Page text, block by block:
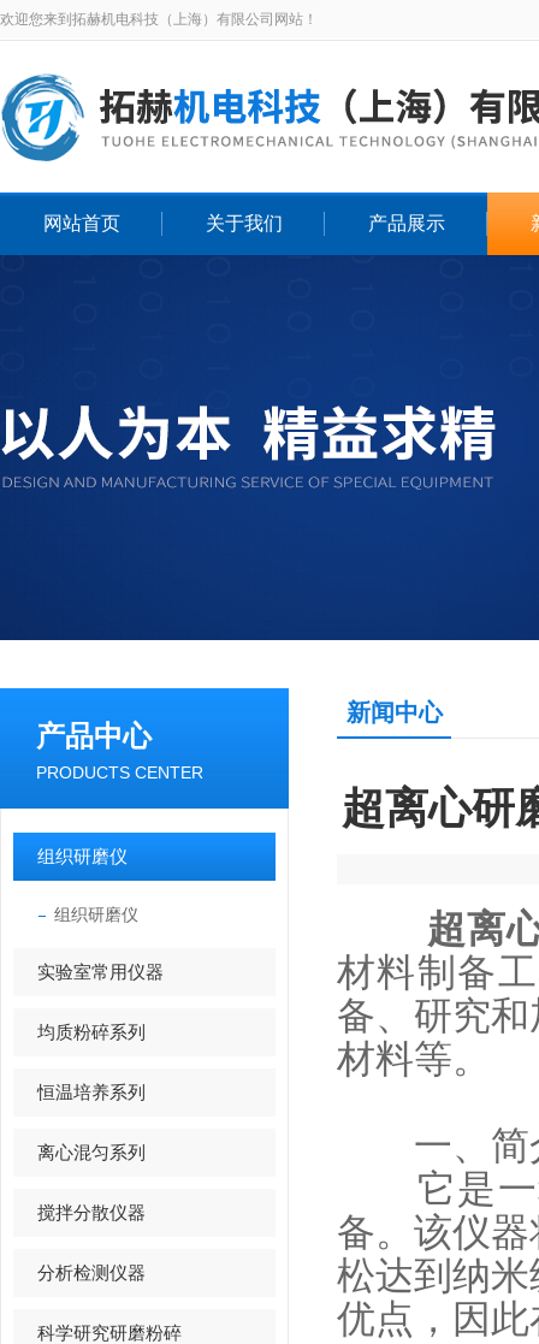
欢迎您来到拓赫机电科技（上海）有限公司网站！
网站首页 关于我们 产品展示
产品中心
PRODUCTS CENTER
组织研磨仪
组织研磨仪
实验室常用仪器
均质粉碎系列
恒温培养系列
离心混匀系列
搅拌分散仪器
分析检测仪器
科学研究研磨粉碎
新闻中心
超离心研
超离
材料制备
备、研究
材料等。
一、简
它是一
备。该仪
松达到纳
优点，因